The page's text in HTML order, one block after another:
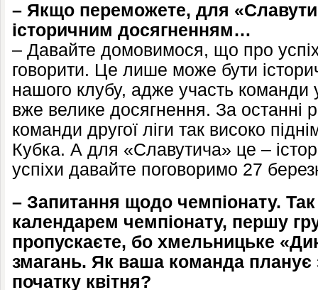
– Якщо переможете, для
історичним досягненням…
– Давайте домовимося, що про
говорити. Це лише може бути
нашого клубу, адже участь команди
вже велике досягнення. За останні
команди другої ліги так високо
Кубка. А для «Славутича» це –
успіхи давайте поговоримо 27
– Запитання щодо чемпіонату.
календарем чемпіонату, першу
пропускаєте, бо хмельницьке
змагань. Як ваша команда планує
початку квітня?